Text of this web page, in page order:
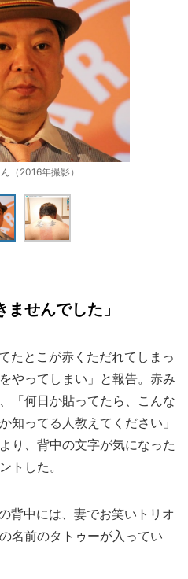
（2016年撮影）
ませんでした」
たとこが赤くただれてしまっ
やってしまい」と報告。赤み
「何日か貼ってたら、こんな
知ってる人教えてください」
り、背中の文字が気になった
トした。
背中には、妻でお笑いトリオ
名前のタトゥーが入ってい